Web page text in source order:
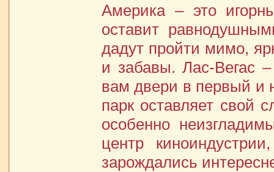
Америка – это
оставит
дадут пройти мимо,
и забавы. Лас-Вегас
вам двери в первый и
парк оставляет свой
особенно
центр
зарождались